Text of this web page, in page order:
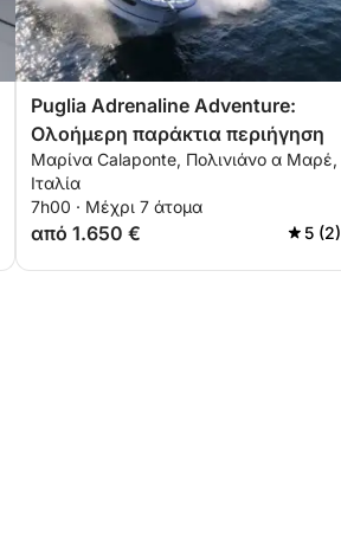
Puglia Adrenaline Adventure:
Ολοήμερη παράκτια περιήγηση
Μαρίνα Calaponte, Πολινιάνο α Μαρέ,
Ιταλία
7h00 · Μέχρι 7 άτομα
από 1.650 € 5 (2)